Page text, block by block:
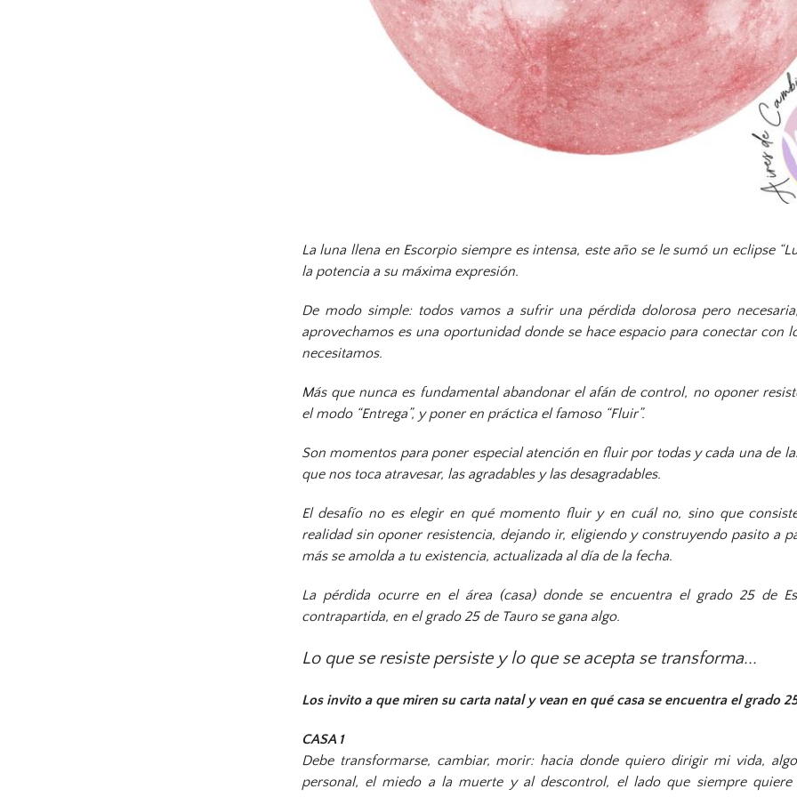
La luna llena en Escorpio siempre es intensa, este año se le sumó un eclipse
la potencia a su máxima expresión.
De modo simple: todos vamos a sufrir una pérdida dolorosa pero
aprovechamos es una oportunidad donde se hace espacio para conectar con
necesitamos.
Más que nunca es fundamental abandonar el afán de control, no oponer
el modo “Entrega”, y poner en práctica el famoso “Fluir”.
Son momentos para poner especial atención en fluir por todas y cada una de
que nos toca atravesar, las agradables y las desagradables.
El desafío no es elegir en qué momento fluir y en cuál no, sino que
realidad sin oponer resistencia, dejando ir, eligiendo y construyendo pasito a
más se amolda a tu existencia, actualizada al día de la fecha.
La pérdida ocurre en el área (casa) donde se encuentra el grado 25 de
contrapartida, en el grado 25 de Tauro se gana algo.
Lo que se resiste persiste y lo que se acepta se transforma...
Los invito a que miren su carta natal y vean en qué casa se encuentra el grado
CASA 1
Debe transformarse, cambiar, morir: hacia donde quiero dirigir mi vida,
personal, el miedo a la muerte y al descontrol, el lado que siempre